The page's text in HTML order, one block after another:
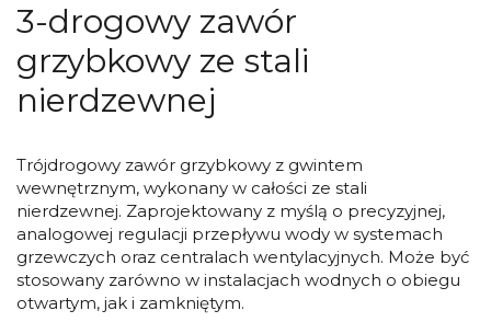
3-drogowy zawór
grzybkowy ze stali
nierdzewnej
Trójdrogowy zawór grzybkowy z gwintem
wewnętrznym, wykonany w całości ze stali
nierdzewnej. Zaprojektowany z myślą o precyzyjnej,
analogowej regulacji przepływu wody w systemach
grzewczych oraz centralach wentylacyjnych. Może być
stosowany zarówno w instalacjach wodnych o obiegu
otwartym, jak i zamkniętym.